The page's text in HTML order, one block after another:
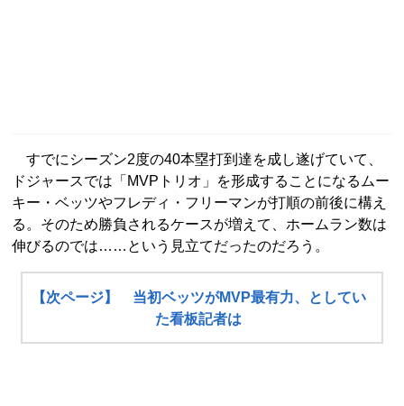
すでにシーズン2度の40本塁打到達を成し遂げていて、
ドジャースでは「MVPトリオ」を形成することになるムー
キー・ベッツやフレディ・フリーマンが打順の前後に構え
る。そのため勝負されるケースが増えて、ホームラン数は
伸びるのでは……という見立てだったのだろう。
【次ページ】 当初ベッツがMVP最有力、としてい
た看板記者は